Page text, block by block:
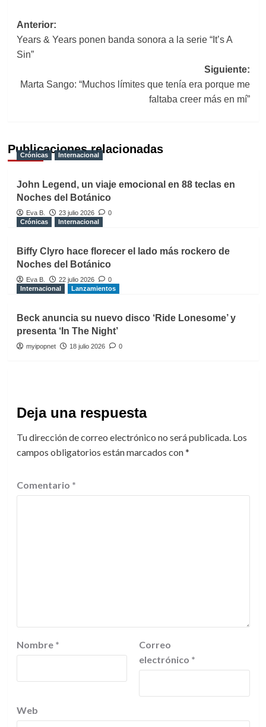
Navegación
de
Anterior:
Years & Years ponen banda sonora a la serie “It’s A
Sin”
Siguiente:
Marta Sango: “Muchos límites que tenía era porque me
faltaba creer más en mí”
Publicaciones relacionadas
Crónicas Internacional
John Legend, un viaje emocional en 88 teclas en
Noches del Botánico
Eva B. 23 julio 2026
0
Crónicas
Internacional
Biffy Clyro hace florecer el lado más rockero de
Noches del Botánico
Eva B. 22 julio 2026
0
Internacional
Lanzamientos
Beck anuncia su nuevo disco ‘Ride Lonesome’ y
presenta ‘In The Night’
myipopnet 18 julio 2026 0
Deja una respuesta
Tu dirección de correo electrónico no será publicada. Los
campos obligatorios están marcados con*
Comentario *
Nombre *
Correo
electrónico *
Web